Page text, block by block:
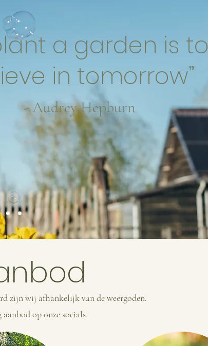
a garden is to
in tomorrow”
- Audrey Hepburn
zijn wij afhankelijk van de weergoden.
op onze socials.